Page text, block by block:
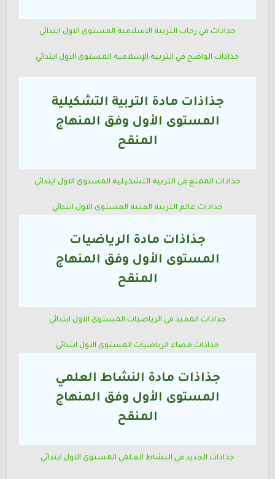
جذاذات في رحاب التربية الاسلامية المستوى الاول ابتدائي
جذاذات الواضح في التربية الإسلامية المستوى الاول ابتدائي
جذاذات مادة التربية التشكيلية
المستوى الأول وفق المنهاج
المنقح
جذاذات الممتع في التربية التشكيلية المستوى الاول ابتدائي
جذاذات عالم التربية الفنية المستوى الاول ابتدائي
جذاذات مادة الرياضيات
المستوى الأول وفق المنهاج
المنقح
جذاذات المفيد في الرياضيات المستوى الاول ابتدائي
جذاذات فضاء الرياضيات المستوى الاول ابتدائي
جذاذات مادة النشاط العلمي
المستوى الأول وفق المنهاج
المنقح
جذاذات الجديد في النشاط العلمي المستوى الاول ابتدائي